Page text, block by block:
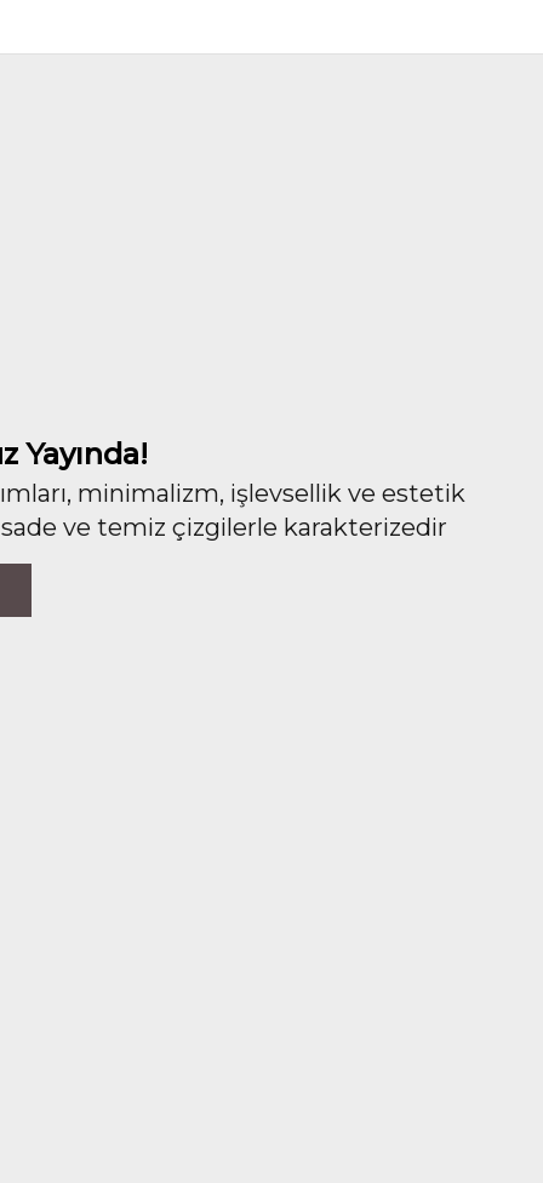
Yayında!
minimalizm, işlevsellik ve estetik
ve temiz çizgilerle karakterizedir